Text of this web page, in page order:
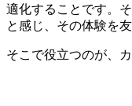
適化することです。
と感じ、その体験を
そこで役立つのが、